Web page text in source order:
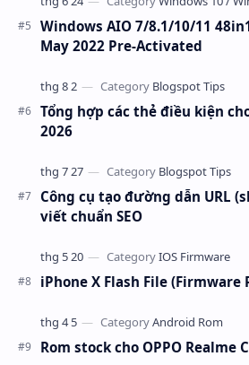
Windows AIO 7/8.1/10/11
May 2022 Pre-Activated
Tổng hợp các thẻ điều kiện
2026
Công cụ tạo đường dẫn URL
viết chuẩn SEO
iPhone X Flash File (Firmware
Rom stock cho OPPO Realme